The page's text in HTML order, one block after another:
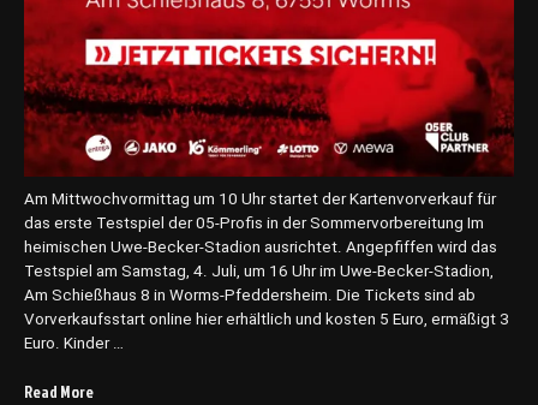
Am Mittwochvormittag um 10 Uhr startet der Kartenvorverkauf für
das erste Testspiel der 05-Profis in der Sommervorbereitung Im
heimischen Uwe-Becker-Stadion ausrichtet. Angepfiffen wird das
Testspiel am Samstag, 4. Juli, um 16 Uhr im Uwe-Becker-Stadion,
Am Schießhaus 8 in Worms-Pfeddersheim. Die Tickets sind ab
Vorverkaufsstart online hier erhältlich und kosten 5 Euro, ermäßigt 3
Euro. Kinder …
Read More